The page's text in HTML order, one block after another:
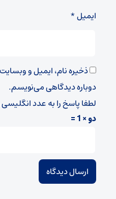
ایمیل*
ذخیره نام، ایمیل و
دوباره دیدگاهی می‌نویسم.
لطفا پاسخ را به عدد انگلیسی
دو × 1 =